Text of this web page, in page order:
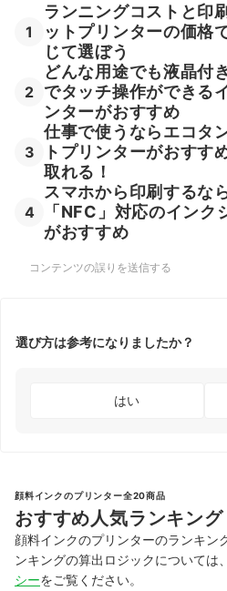
1
ランニングコストと印
ットプリンターの価格
じて選ぼう
2
どんな用途でも液晶付
でタッチ操作ができる
ンターがおすすめ
3
仕事で使うならエコタ
トプリンターがおすす
取れる！
4
スマホから印刷するな
「NFC」対応のインク
がおすすめ
コンテンツの誤りを送信する
選び方は参考になりましたか？
はい
顔料インクのプリンター全20商品
おすすめ人気ランキング
顔料インクのプリンターのランキン
ンキングの算出ロジックについては、
シーをご覧ください。